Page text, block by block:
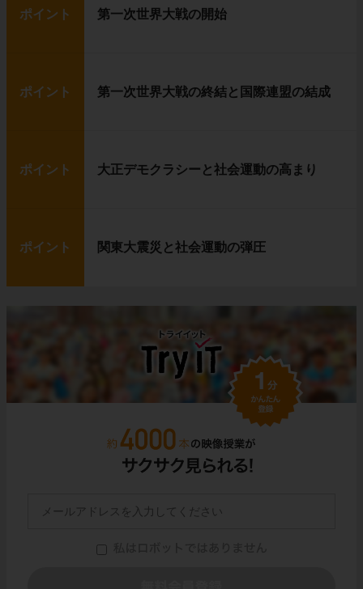
ポイント 第一次世界大戦の開始
ポイント 第一次世界大戦の終結と国際連盟の結成
ポイント 大正デモクラシーと社会運動の高まり
ポイント 関東大震災と社会運動の弾圧